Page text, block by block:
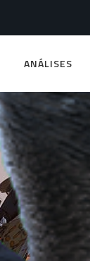
ANÁLISES